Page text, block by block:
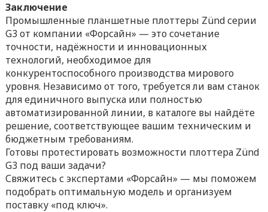
Заключение
Промышленные планшетные плоттеры Zünd серии
G3 от компании «Форсайн» — это сочетание
точности, надёжности и инновационных
технологий, необходимое для
конкурентоспособного производства мирового
уровня. Независимо от того, требуется ли вам станок
для единичного выпуска или полностью
автоматизированной линии, в каталоге вы найдёте
решение, соответствующее вашим техническим и
бюджетным требованиям.
Готовы протестировать возможности плоттера Zünd
G3 под ваши задачи?
Свяжитесь с экспертами «Форсайн» — мы поможем
подобрать оптимальную модель и организуем
поставку «под ключ».